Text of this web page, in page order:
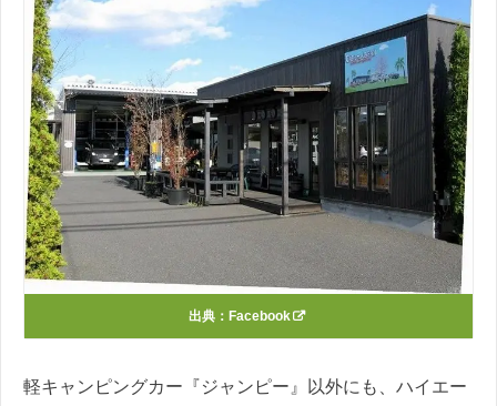
出典： Facebook
軽キャンピングカー『ジャンピー』以外にも、ハイエー